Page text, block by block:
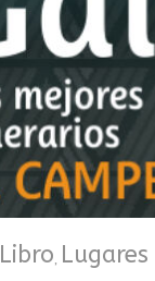
Libro, Lugares